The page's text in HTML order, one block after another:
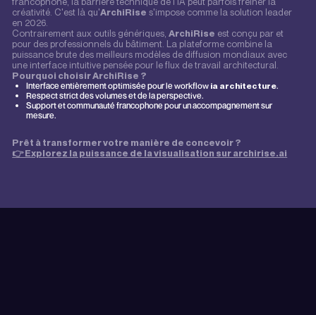
créativité. C'est là qu'ArchiRise s'impose comme la solution leader
en 2026.
Contrairement aux outils génériques,ArchiRise est conçu par et
pour des professionnels du bâtiment. La plateforme combine la
puissance brute des meilleurs modèles de diffusion mondiaux avec
une interface intuitive pensée pour le flux de travail architectural.
Pourquoi choisir ArchiRise ?
Interface entièrement optimisée pour le workflow ia architecture.
Respect strict des volumes et de la perspective.
Support et communauté francophone pour un accompagnement sur
mesure.
Prêt à transformer votre manière de concevoir ?
👉 Explorez la puissance de la visualisation sur archirise.ai